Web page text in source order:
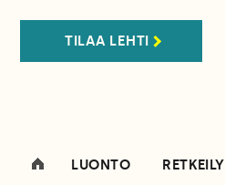
TILAA LEHTI
LUONTO RETKEILY